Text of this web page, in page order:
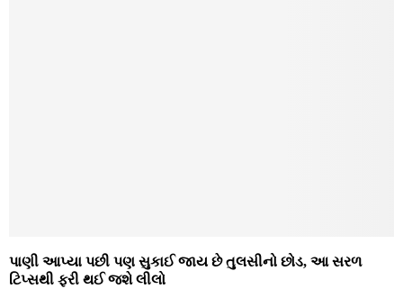
પાણી આપ્યા પછી પણ સુકાઈ જાય છે તુલસીનો છોડ, આ સરળ
ટિપ્સથી ફરી થઈ જશે લીલો